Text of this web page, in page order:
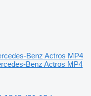
Benz Actros MP4
Benz Actros MP4